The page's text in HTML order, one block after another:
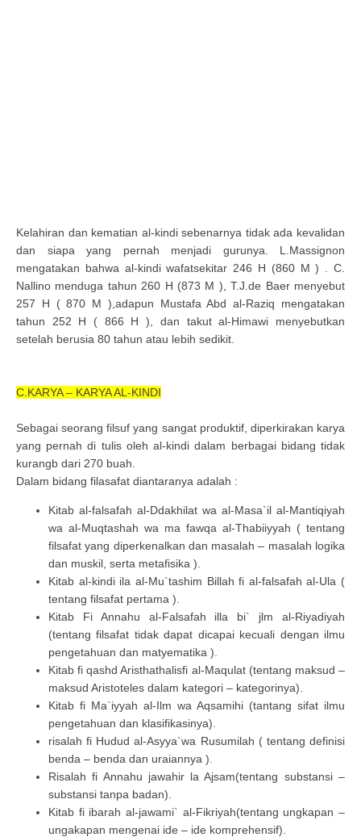
Kelahiran dan kematian al-kindi sebenarnya tidak ada kevalidan
dan siapa yang pernah menjadi gurunya. L.Massignon
mengatakan bahwa al-kindi wafatsekitar 246 H (860 M ) . C.
Nallino menduga tahun 260 H (873 M ), T.J.de Baer menyebut
257 H ( 870 M ),adapun Mustafa Abd al-Raziq mengatakan
tahun 252 H ( 866 H ), dan takut al-Himawi menyebutkan
setelah berusia 80 tahun atau lebih sedikit.
C.KARYA – KARYA AL-KINDI
Sebagai seorang filsuf yang sangat produktif, diperkirakan karya
yang pernah di tulis oleh al-kindi dalam berbagai bidang tidak
kurangb dari 270 buah.
Dalam bidang filasafat diantaranya adalah :
Kitab al-falsafah al-Ddakhilat wa al-Masa`il al-Mantiqiyah
wa al-Muqtashah wa ma fawqa al-Thabiiyyah ( tentang
filsafat yang diperkenalkan dan masalah – masalah logika
dan muskil, serta metafisika ).
Kitab al-kindi ila al-Mu`tashim Billah fi al-falsafah al-Ula (
tentang filsafat pertama ).
Kitab Fi Annahu al-Falsafah illa bi` jlm al-Riyadiyah
(tentang filsafat tidak dapat dicapai kecuali dengan ilmu
pengetahuan dan matyematika ).
Kitab fi qashd Aristhathalisfi al-Maqulat (tentang maksud –
maksud Aristoteles dalam kategori – kategorinya).
Kitab fi Ma`iyyah al-Ilm wa Aqsamihi (tantang sifat ilmu
pengetahuan dan klasifikasinya).
risalah fi Hudud al-Asyya`wa Rusumilah ( tentang definisi
benda – benda dan uraiannya ).
Risalah fi Annahu jawahir la Ajsam(tentang substansi –
substansi tanpa badan).
Kitab fi ibarah al-jawami` al-Fikriyah(tentang ungkapan –
ungakapan mengenai ide – ide komprehensif).